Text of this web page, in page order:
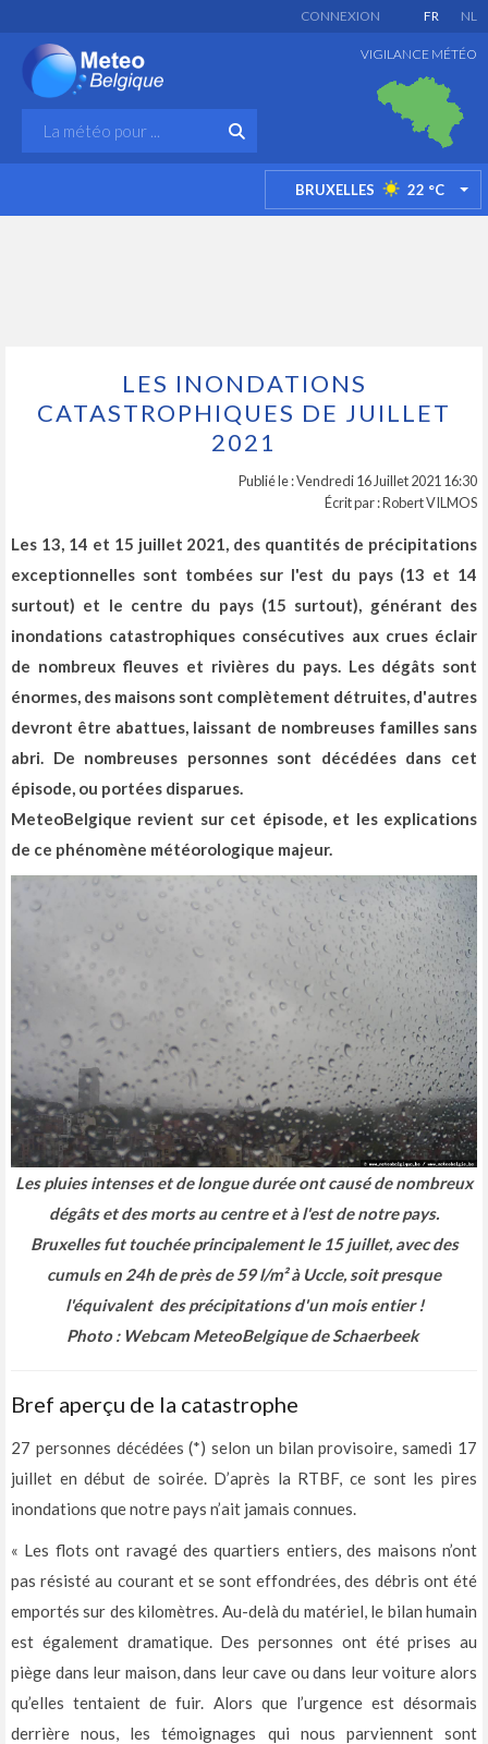
FR NL
CONNEXION
VIGILANCE MÉTÉO
BRUXELLES 22 °C
LES INONDATIONS
CATASTROPHIQUES DE JUILLET
2021
Publié le : Vendredi 16 Juillet 2021 16:30
Écrit par : Robert VILMOS
Les 13, 14 et 15 juillet 2021, des quantités de précipitations
exceptionnelles sont tombées sur l'est du pays (13 et 14
surtout) et le centre du pays (15 surtout), générant des
inondations catastrophiques consécutives aux crues éclair
de nombreux fleuves et rivières du pays. Les dégâts sont
énormes, des maisons sont complètement détruites, d'autres
devront être abattues, laissant de nombreuses familles sans
abri. De nombreuses personnes sont décédées dans cet
épisode, ou portées disparues.
MeteoBelgique revient sur cet épisode, et les explications
de ce phénomène météorologique majeur.
Les pluies intenses et de longue durée ont causé de nombreux
dégâts et des morts au centre et à l'est de notre pays.
Bruxelles fut touchée principalement le 15 juillet, avec des
cumuls en 24h de près de 59 l/m² à Uccle, soit presque
l'équivalent des précipitations d'un mois entier !
Photo : Webcam MeteoBelgique de Schaerbeek
Bref aperçu de la catastrophe
27 personnes décédées (*) selon un bilan provisoire, samedi 17
juillet en début de soirée. D’après la RTBF, ce sont les pires
inondations que notre pays n’ait jamais connues.
« Les flots ont ravagé des quartiers entiers, des maisons n’ont
pas résisté au courant et se sont effondrées, des débris ont été
emportés sur des kilomètres. Au-delà du matériel, le bilan humain
est également dramatique. Des personnes ont été prises au
piège dans leur maison, dans leur cave ou dans leur voiture alors
qu’elles tentaient de fuir. Alors que l’urgence est désormais
derrière nous, les témoignages qui nous parviennent sont